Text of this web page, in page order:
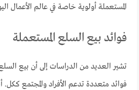
المستعملة أولوية خاصة في عالم الأعمال
فوائد بيع السلع المستعملة
تشير العديد من الدراسات إلى أن بيع
فوائد متعددة تدعم الأفراد والمجتمع ككل.